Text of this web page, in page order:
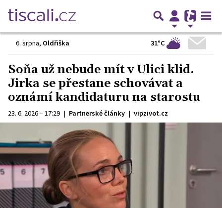
6. srpna, Oldřiška 31°C
Soňa už nebude mít v Ulici klid.
Jirka se přestane schovávat a
oznámí kandidaturu na starostu
23. 6. 2026 – 17:29 | Partnerské články | vipzivot.cz